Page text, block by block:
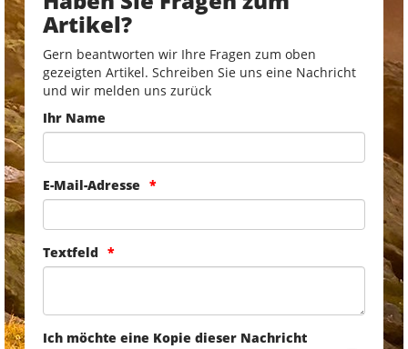
Artikel?
Gern beantworten wir Ihre Fragen zum oben
gezeigten Artikel. Schreiben Sie uns eine Nachricht
und wir melden uns zurück
Ihr Name
E-Mail-Adresse
Textfeld
Ich möchte eine Kopie dieser Nachricht